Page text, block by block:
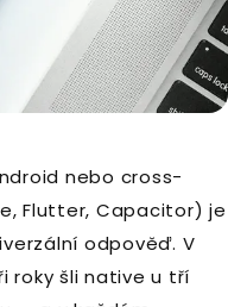
nebo cross-
Flutter, Capacitor) je
odpověď. V
roky šli native u tří